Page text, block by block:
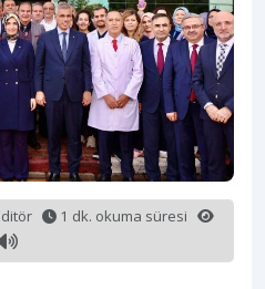
1 dk. okuma süresi